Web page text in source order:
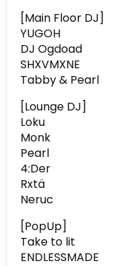
[Main Floor DJ]
YUGOH
DJ Ogdoad
SHXVMXNE
Tabby & Pearl
[Lounge DJ]
Loku
Monk
Pearl
4:Der
Rxtä
Neruc
[PopUp]
Take to lit
ENDLESSMADE